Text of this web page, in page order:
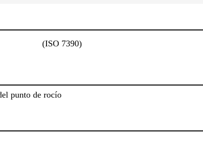
(ISO 7390)
punto de rocío